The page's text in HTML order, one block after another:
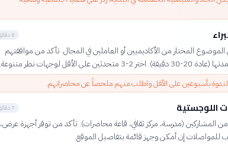
8 دقائق
المختار من الأكاديميين أو العاملين في المجال. تأكد من موافقتهم
لوجهات نظر متنوعة.
بأسبوعين على الأقل واطلب منهم ملخصاً عن محاضراتهم.
اللوجستية 7 دقائق
المشاركين (مدرسة، مركز ثقافي، قاعة محاضرات). تأكد من توفر أجهزة عرض،
للمواصلات إن أمكن وجهز قائمة بتفاصيل الموقع.